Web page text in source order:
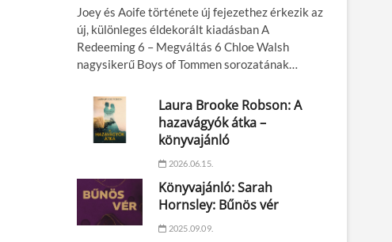
Joey és Aoife története új fejezethez érkezik az
új, különleges éldekorált kiadásban A
Redeeming 6 – Megváltás 6 Chloe Walsh
nagysikerű Boys of Tommen sorozatának…
Laura Brooke Robson: A
hazavágyók átka –
könyvajánló
2026.06.15.
Könyvajánló: Sarah
Hornsley: Bűnös vér
2025.09.09.